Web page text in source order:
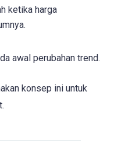
ketika harga
awal perubahan trend.
konsep ini untuk